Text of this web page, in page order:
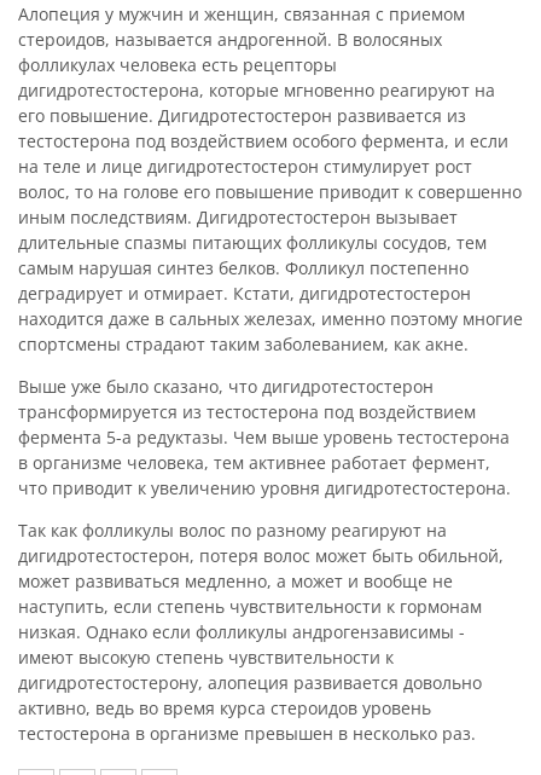
Алопеция у мужчин и женщин, связанная с приемом
стероидов, называется андрогенной. В волосяных
фолликулах человека есть рецепторы
дигидротестостерона, которые мгновенно реагируют на
его повышение. Дигидротестостерон развивается из
тестостерона под воздействием особого фермента, и если
на теле и лице дигидротестостерон стимулирует рост
волос, то на голове его повышение приводит к совершенно
иным последствиям. Дигидротестостерон вызывает
длительные спазмы питающих фолликулы сосудов, тем
самым нарушая синтез белков. Фолликул постепенно
деградирует и отмирает. Кстати, дигидротестостерон
находится даже в сальных железах, именно поэтому многие
спортсмены страдают таким заболеванием, как акне.
Выше уже было сказано, что дигидротестостерон
трансформируется из тестостерона под воздействием
фермента 5-а редуктазы. Чем выше уровень тестостерона
в организме человека, тем активнее работает фермент,
что приводит к увеличению уровня дигидротестостерона.
Так как фолликулы волос по разному реагируют на
дигидротестостерон, потеря волос может быть обильной,
может развиваться медленно, а может и вообще не
наступить, если степень чувствительности к гормонам
низкая. Однако если фолликулы андрогензависимы -
имеют высокую степень чувствительности к
дигидротестостерону, алопеция развивается довольно
активно, ведь во время курса стероидов уровень
тестостерона в организме превышен в несколько раз.